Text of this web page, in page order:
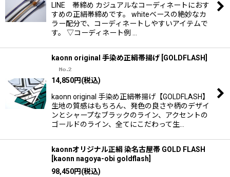
LINE 帯締め カジュアルなコーディネートにおす
すめの正絹帯締めです。 whiteベースの絶妙なカ
ラー配分で、コーディネートしやすいアイテムで
す。 ▽コーディネート例 …
kaonn original 手染め正絹帯揚げ GOLDFLASH
14,850円(税込)
kaonn original 手染め正絹帯揚げ【GOLDFLASH】
生地の質感はもちろん、発色の良さや柄のデザイ
ンとシャープなブラックのライン、アクセントの
ゴールドのライン、全てにこだわって生…
kaonnオリジナル正絹 染名古屋帯 GOLD FLASH
[kaonn nagoya-obi goldflash]
98,450円(税込)